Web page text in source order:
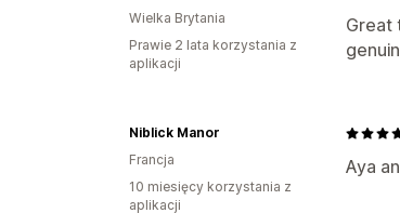
Great
Wielka Brytania
Prawie 2 lata korzystania z
aplikacji
Aya
Niblick Manor
Francja
10 miesięcy korzystania z
aplikacji